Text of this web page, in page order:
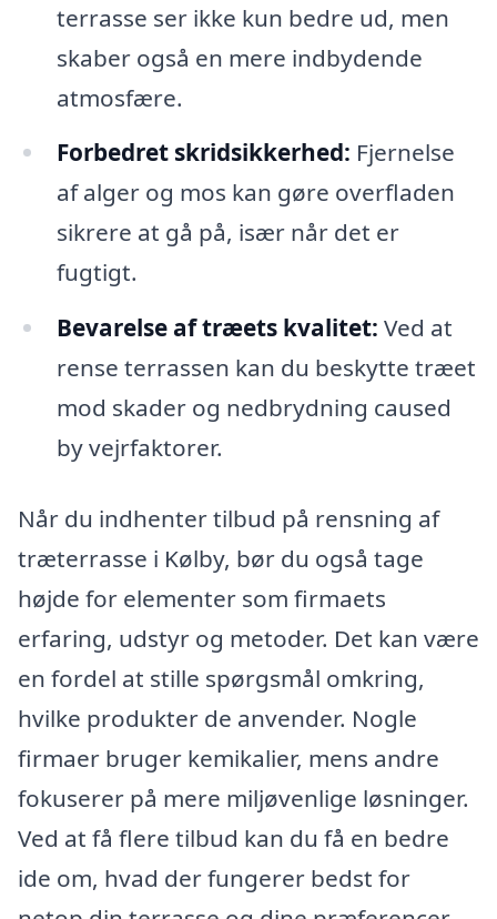
terrasse ser ikke kun bedre ud, men
skaber også en mere indbydende
atmosfære.
Forbedret skridsikkerhed: Fjernelse
af alger og mos kan gøre overfladen
sikrere at gå på, især når det er
fugtigt.
Bevarelse af træets kvalitet: Ved at
rense terrassen kan du beskytte træet
mod skader og nedbrydning caused
by vejrfaktorer.
Når du indhenter tilbud på rensning af
træterrasse i Kølby, bør du også tage
højde for elementer som firmaets
erfaring, udstyr og metoder. Det kan være
en fordel at stille spørgsmål omkring,
hvilke produkter de anvender. Nogle
firmaer bruger kemikalier, mens andre
fokuserer på mere miljøvenlige løsninger.
Ved at få flere tilbud kan du få en bedre
ide om, hvad der fungerer bedst for